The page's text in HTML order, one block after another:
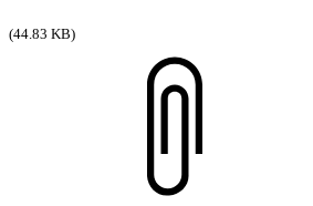
(44.83 KB)